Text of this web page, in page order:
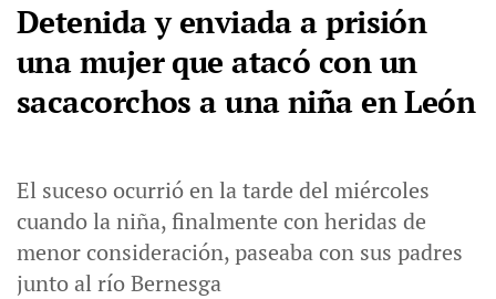
Detenida y enviada a prisión
una mujer que atacó con un
sacacorchos a una niña en León
El suceso ocurrió en la tarde del miércoles
cuando la niña, finalmente con heridas de
menor consideración, paseaba con sus padres
junto al río Bernesga